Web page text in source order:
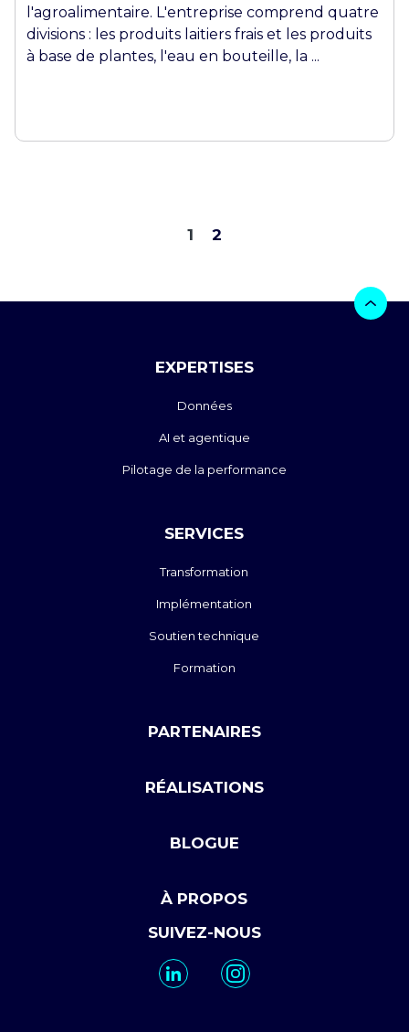
l'agroalimentaire. L'entreprise comprend quatre
divisions : les produits laitiers frais et les produits
à base de plantes, l'eau en bouteille, la ...
1 2
EXPERTISES
Données
AI et agentique
Pilotage de la performance
SERVICES
Transformation
Implémentation
Soutien technique
Formation
PARTENAIRES
RÉALISATIONS
BLOGUE
À PROPOS
SUIVEZ-NOUS